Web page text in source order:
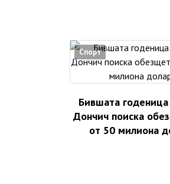
Спорт
Бившата
Дончич поиска
от 50 милиона